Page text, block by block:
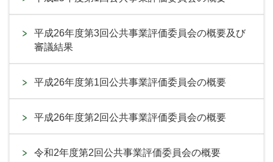
平成26年度第3回公共事業評価委員会の概要及び
審議結果
平成26年度第1回公共事業評価委員会の概要
平成26年度第2回公共事業評価委員会の概要
令和2年度第2回公共事業評価委員会の概要